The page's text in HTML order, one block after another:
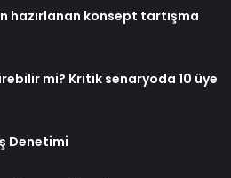
hazırlanan konsept tartışma
mi? Kritik senaryoda 10 üye
Denetimi